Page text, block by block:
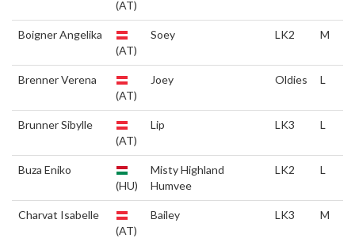
(AT)
Boigner Angelika
(AT)
Soey LK2 M
Brenner Verena
(AT)
Joey Oldies L
Brunner Sibylle
(AT)
Lip LK3 L
Buza Eniko
(HU)
Misty Highland
Humvee
LK2 L
Charvat Isabelle
(AT)
Bailey LK3 M